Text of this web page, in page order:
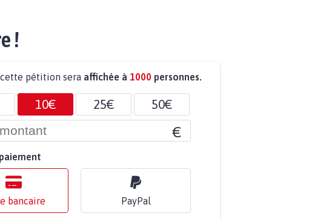
!
cette pétition sera affichée à 1000 personnes.
10€ 25€ 50€
€
bancaire PayPal